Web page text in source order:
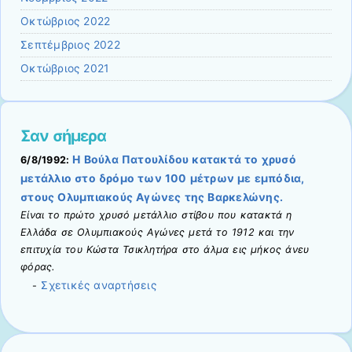
Οκτώβριος 2022
Σεπτέμβριος 2022
Οκτώβριος 2021
Σαν σήμερα
6/8/1992: Η Βούλα Πατουλίδου κατακτά το χρυσό
μετάλλιο στο δρόμο των 100 μέτρων με εμπόδια,
στους Ολυμπιακούς Αγώνες της Βαρκελώνης.
Είναι το πρώτο χρυσό μετάλλιο στίβου που κατακτά η
Ελλάδα σε Ολυμπιακούς Αγώνες μετά το 1912 και την
επιτυχία του Κώστα Τσικλητήρα στο άλμα εις μήκος άνευ
φόρας.
- Σχετικές αναρτήσεις